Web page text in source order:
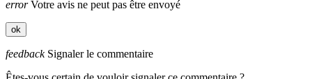
errorVotre avis ne peut pas être envoyé
ok
feedbackSignaler le commentaire